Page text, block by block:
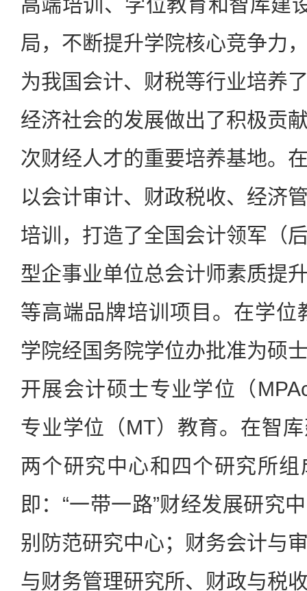
局，不断提升学院核心竞争力
为我国会计、财税等行业培养
经济社会的发展做出了积极贡
次财经人才的重要培养基地。
以会计审计、财政税收、经济
培训，打造了全国会计领军（
型企事业单位总会计师素质提
等高端品牌培训项目。在学位
学院经国务院学位办批准为硕
开展会计硕士专业学位（
专业学位（MT）教育。在智
两个研究中心和四个研究所
即：“一带一路”财经发展研究
别防范研究中心；财务会计与
与财务管理研究所、财政与税